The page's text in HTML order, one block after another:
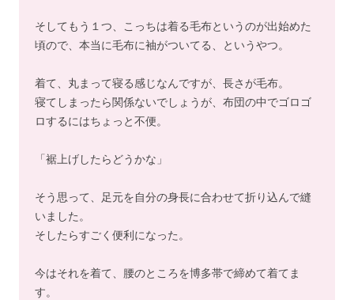
そしてもう１つ、こっちは着る毛布というのが出始めた
頃ので、本当に毛布に袖がついてる、というやつ。
着て、丸まって寝る感じなんですが、長さが毛布。
寝てしまったら関係ないでしょうが、布団の中でゴロゴ
ロするにはちょっと不便。
「裾上げしたらどうかな」
そう思って、足元を自分の身長に合わせて折り込んで縫
いました。
そしたらすごく便利になった。
今はそれを着て、腰のところを博多帯で締めて着てま
す。